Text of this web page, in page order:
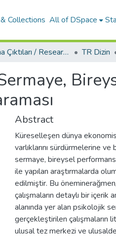
Collections All of DSpace
Araştırma Çıktıları / Research Outcomes TR Dizin
Abstract
Küreselleşen dünya
varlıklarını sürdürmelerine
sermaye, bireysel
ile yapılan araştırmalarda
edilmiştir. Bu
çalışmaların detaylı bir içerik
alanında yer alan psikolojik
gerçekleştirilen çalışmaların
ulusal tez merkezi ve